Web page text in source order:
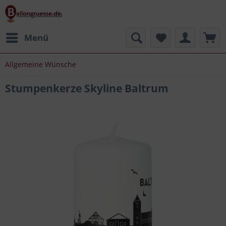
Menü
Allgemeine Wünsche
Stumpenkerze Skyline Baltrum